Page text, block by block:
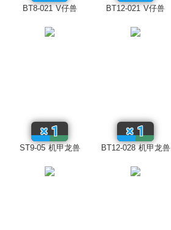
BT8-021 V仔兽 BT12-021 V仔兽
ST9-05 机甲龙兽
×1
BT12-028 机甲龙兽
×1